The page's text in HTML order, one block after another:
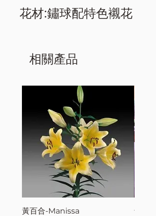
花材:鏽球配特色襯花
相關產品
黃百合-Manissa
母親